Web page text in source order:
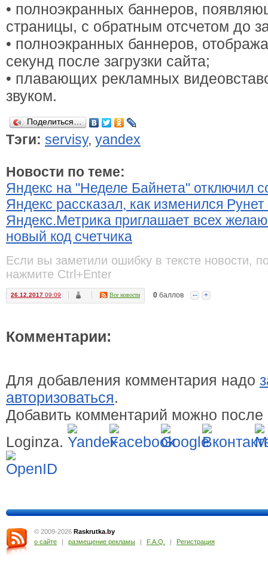
• полноэкранных баннеров,
страницы, с обратным отсчетом до
• полноэкранных баннеров,
секунд после загрузки сайта;
• плавающих рекламных
звуком.
Поделиться…
Тэги: servisy, yandex
Новости по теме:
Яндекс на "Неделе Байнета" отключил
Яндекс рассказал, как изменился
Яндекс.Метрика приглашает всех
новый код счетчика
Если вы заметили ошибку в тексте новости,
нажмите Ctrl+Enter
26.12.2017 09:09 Все новости 0 баллов -- +
Комментарии:
Для добавления комментария надо
авторизоваться.
Добавить комментарий можно после
Loginza.
© 2009-2026 Raskrutka.by
о сайте
| размещение рекламы | F.A.Q. | Регистрация